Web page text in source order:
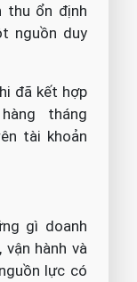
thu ổn định
nguồn duy
đã kết hợp
tháng
tài khoản
gì doanh
hành và
lực có